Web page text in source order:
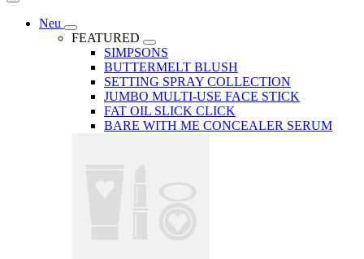
Neu
FEATURED
SIMPSONS
BUTTERMELT BLUSH
SETTING SPRAY COLLECTION
JUMBO MULTI-USE FACE STICK
FAT OIL SLICK CLICK
BARE WITH ME CONCEALER SERUM